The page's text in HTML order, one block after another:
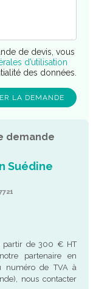
de devis, vous
d’utilisation
des données.
demande
Suédine
partir de 300 € HT
partenaire en
numéro de TVA à
nous contacter